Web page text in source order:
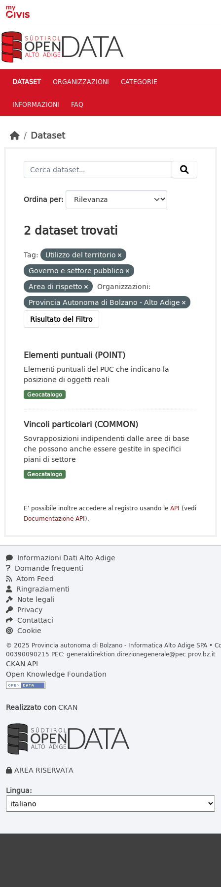
Skip to main content
DATASET ORGANIZZAZIONI CATEGORIE
INFORMAZIONI FAQ
Dataset
Ordina per
2 dataset trovati
Tag:
Utilizzo del territorio
Governo e settore pubblico
Area di rispetto
Organizzazioni:
Provincia Autonoma di Bolzano - Alto Adige
Risultato del Filtro
Elementi puntuali (POINT)
Elementi puntuali del PUC che indicano la
posizione di oggetti reali
Geocatalogo
Vincoli particolari (COMMON)
Sovrapposizioni indipendenti dalle aree di base
che possono anche essere gestite in specifici
piani di settore
Geocatalogo
E' possibile inoltre accedere al registro usando le API (vedi
Documentazione API).
Informazioni Dati Alto Adige
Domande frequenti
Atom Feed
Ringraziamenti
Note legali
Privacy
Contattaci
Cookie
© 2025 Provincia autonoma di Bolzano - Informatica Alto Adige SPA •
00390090215 PEC: generaldirektion.direzionegenerale@pec.prov.bz.it
CKAN API
Open Knowledge Foundation
Realizzato conCKAN
AREA RISERVATA
Lingua